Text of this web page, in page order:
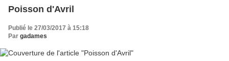
Poisson d'Avril
Publié le 27/03/2017 à 15:18
Par gadames